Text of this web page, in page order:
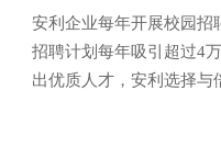
安利企业每年开展校园招
招聘计划每年吸引超过4
出优质人才，安利选择与